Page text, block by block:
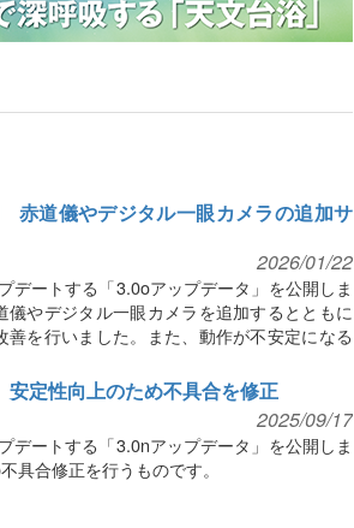
赤道儀やデジタル一眼カメラの追加サ
2026/01/22
デートする「3.0oアップデータ」を公開しま
やデジタル一眼カメラを追加するとともに
を行いました。また、動作が不安定になる
定性向上のため不具合を修正
2025/09/17
デートする「3.0nアップデータ」を公開しま
具合修正を行うものです。